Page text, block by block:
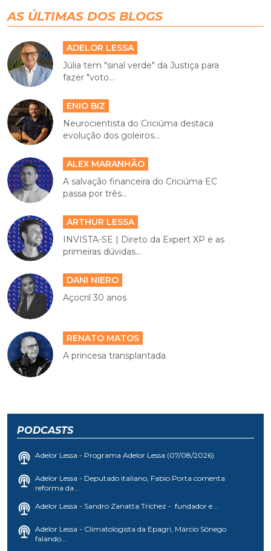
AS ÚLTIMAS DOS BLOGS
ADELOR LESSA
Júlia tem "sinal verde" da Justiça para
fazer "voto...
ENIO BIZ
Neurocientista do Criciúma destaca
evolução dos goleiros...
ALEX MARANHÃO
A salvação financeira do Criciúma EC
passa por três...
ARTHUR LESSA
INVISTA-SE | Direto da Expert XP e as
primeiras dúvidas...
DANI NIERO
Açocril 30 anos
RENATO MATOS
A princesa transplantada
PODCASTS
Adelor Lessa - Programa Adelor Lessa (07/08/2026)
Adelor Lessa - Deputado italiano, Fabio Porta comenta
reforma da...
Adelor Lessa - Sandro Zanatta Trichez - fundador e...
Adelor Lessa - Climatologista da Epagri, Márcio Sônego
falando...